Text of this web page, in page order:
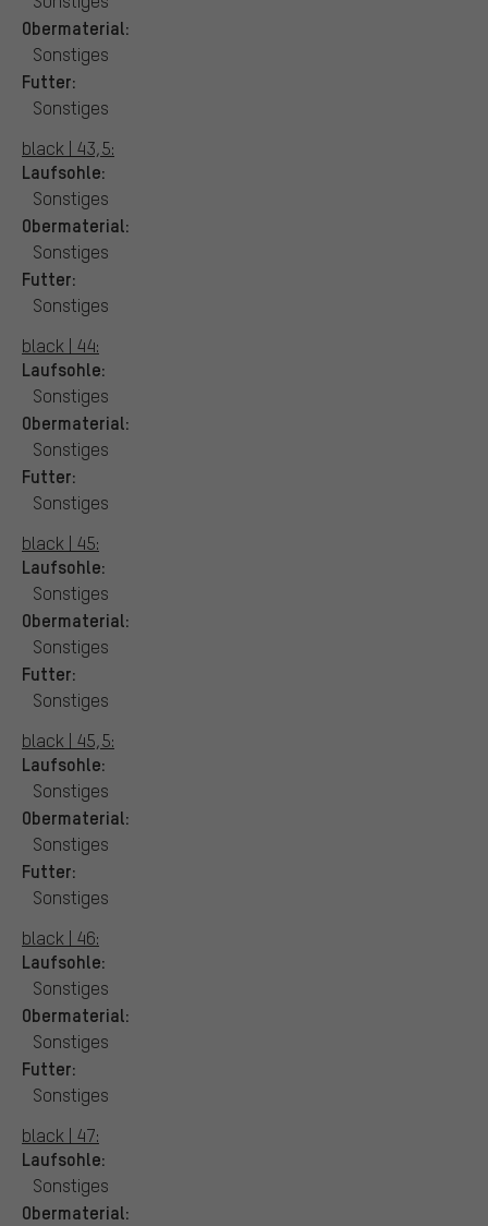
Obermaterial:
Sonstiges
Futter:
Sonstiges
black | 43,5:
Laufsohle:
Sonstiges
Obermaterial:
Sonstiges
Futter:
Sonstiges
black | 44:
Laufsohle:
Sonstiges
Obermaterial:
Sonstiges
Futter:
Sonstiges
black | 45:
Laufsohle:
Sonstiges
Obermaterial:
Sonstiges
Futter:
Sonstiges
black | 45,5:
Laufsohle:
Sonstiges
Obermaterial:
Sonstiges
Futter:
Sonstiges
black | 46:
Laufsohle:
Sonstiges
Obermaterial:
Sonstiges
Futter:
Sonstiges
black | 47:
Laufsohle:
Sonstiges
Obermaterial: